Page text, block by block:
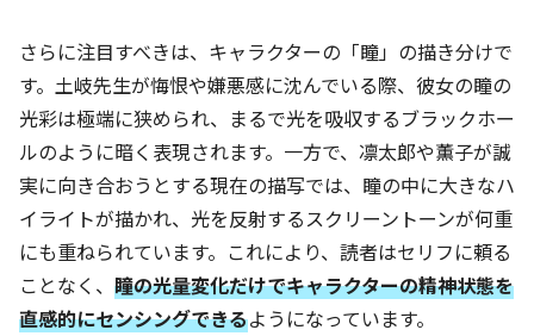
さらに注目すべきは、キャラクターの「瞳」の描き分けで
す。土岐先生が悔恨や嫌悪感に沈んでいる際、彼女の瞳の
光彩は極端に狭められ、まるで光を吸収するブラックホー
ルのように暗く表現されます。一方で、凛太郎や薫子が誠
実に向き合おうとする現在の描写では、瞳の中に大きなハ
イライトが描かれ、光を反射するスクリーントーンが何重
にも重ねられています。これにより、読者はセリフに頼る
ことなく、 瞳の光量変化だけでキャラクターの精神状態を
直感的にセンシングできるようになっています。